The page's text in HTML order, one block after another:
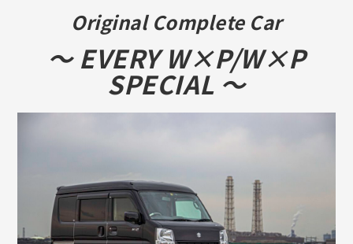
Original Complete Car
～ EVERY W×P/W×P
SPECIAL ～